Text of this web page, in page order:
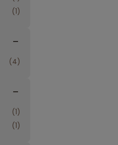
1
4
1
1